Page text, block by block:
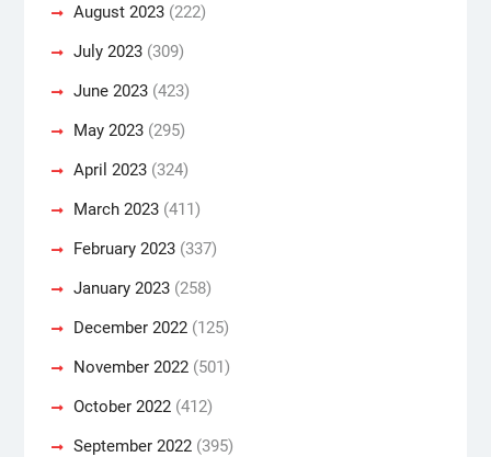
August 2023(222)
July 2023(309)
June 2023(423)
May 2023(295)
April 2023(324)
March 2023(411)
February 2023(337)
January 2023(258)
December 2022(125)
November 2022(501)
October 2022(412)
September 2022(395)